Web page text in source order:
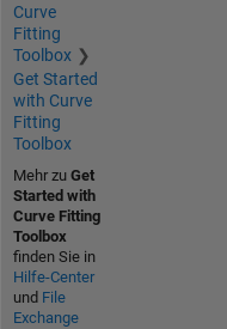
Curve
Fitting
Toolbox
Get Started
with Curve
Fitting
Toolbox
Mehr zu Get
Started with
Curve Fitting
Toolbox
finden Sie in
Hilfe-Center
und File
Exchange